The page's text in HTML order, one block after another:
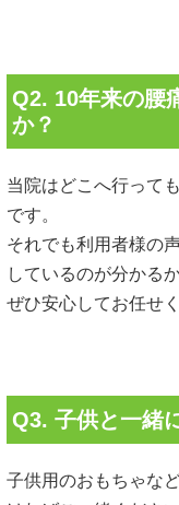
Q2. 10年来の腰
か？
当院はどこへ行って
です。
それでも利用者様の
しているのが分かる
ぜひ安心してお任せく
Q3. 子供と一緒
子供用のおもちゃな